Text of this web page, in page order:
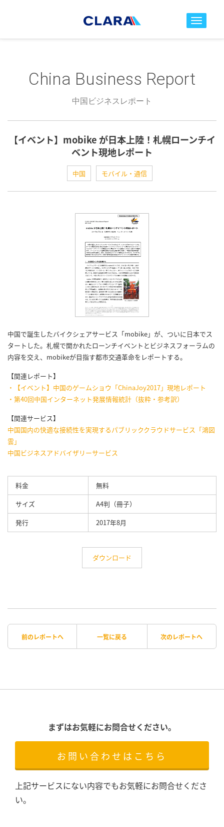
toggle
China Business Report
中国ビジネスレポート
【イベント】mobike が日本上陸！札幌ローンチイ
ベント現地レポート
中国 モバイル・通信
中国で誕生したバイクシェアサービス「mobike」が、ついに日本でス
タートした。札幌で開かれたローンチイベントとビジネスフォーラムの
内容を交え、mobikeが目指す都市交通革命をレポートする。
【関連レポート】
・【イベント】中国のゲームショウ「ChinaJoy2017」現地レポート
・第40回中国インターネット発展情報統計（抜粋・参考訳）
【関連サービス】
中国国内の快適な接続性を実現するパブリッククラウドサービス「鴻図
雲」
中国ビジネスアドバイザリーサービス
料金
無料
サイズ
A4判（冊子）
発行
2017年8月
ダウンロード
前のレポートへ 一覧に戻る 次のレポートへ
まずはお気軽にお問合せください。
お問い合わせはこちら
上記サービスにない内容でもお気軽にお問合せくださ
い。